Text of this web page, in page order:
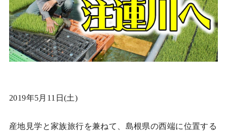
2019年5月11日(土)
産地見学と家族旅行を兼ねて、島根県の西端に位置する